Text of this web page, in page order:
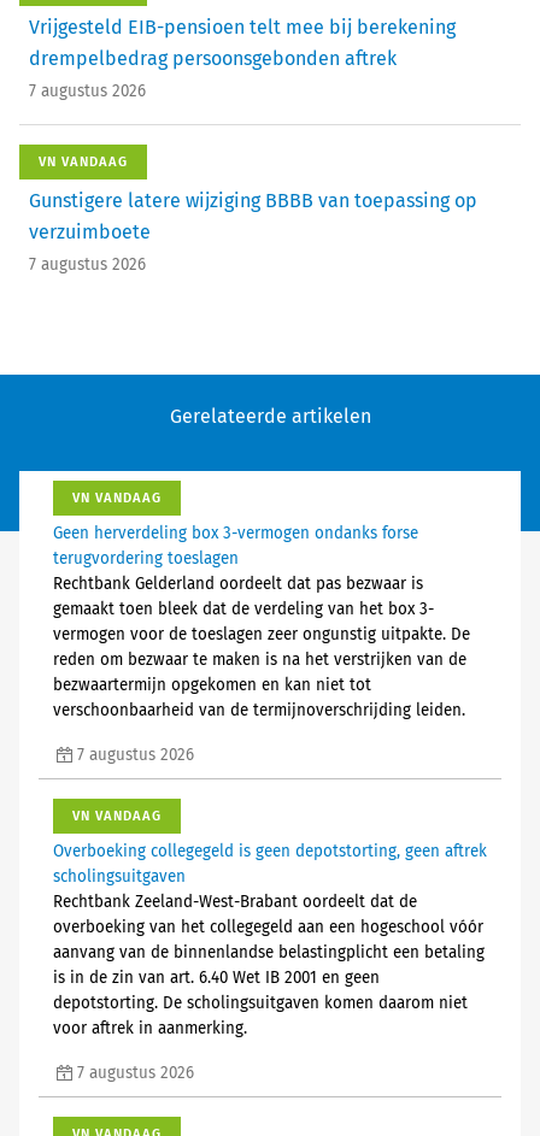
Vrijgesteld EIB-pensioen telt mee bij berekening
drempelbedrag persoonsgebonden aftrek
7 augustus 2026
VN VANDAAG
Gunstigere latere wijziging BBBB van toepassing op
verzuimboete
7 augustus 2026
Gerelateerde artikelen
VN VANDAAG
Geen herverdeling box 3-vermogen ondanks forse
terugvordering toeslagen
Rechtbank Gelderland oordeelt dat pas bezwaar is
gemaakt toen bleek dat de verdeling van het box 3-
vermogen voor de toeslagen zeer ongunstig uitpakte. De
reden om bezwaar te maken is na het verstrijken van de
bezwaartermijn opgekomen en kan niet tot
verschoonbaarheid van de termijnoverschrijding leiden.
7 augustus 2026
VN VANDAAG
Overboeking collegegeld is geen depotstorting, geen aftrek
scholingsuitgaven
Rechtbank Zeeland-West-Brabant oordeelt dat de
overboeking van het collegegeld aan een hogeschool vóór
aanvang van de binnenlandse belastingplicht een betaling
is in de zin van art. 6.40 Wet IB 2001 en geen
depotstorting. De scholingsuitgaven komen daarom niet
voor aftrek in aanmerking.
7 augustus 2026